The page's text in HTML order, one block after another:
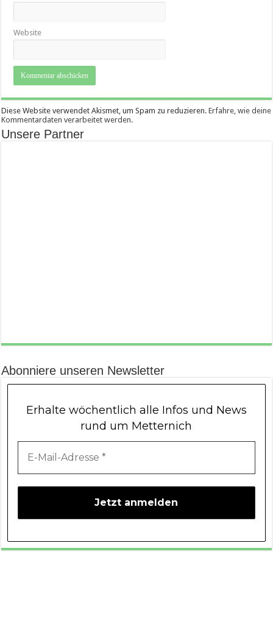
Website
Diese Website verwendet Akismet, um Spam zu reduzieren.Erfahre, wie deine
Kommentardaten verarbeitet werden.
Unsere Partner
Abonniere unseren Newsletter
Erhalte wöchentlich alle Infos und News
rund um Metternich